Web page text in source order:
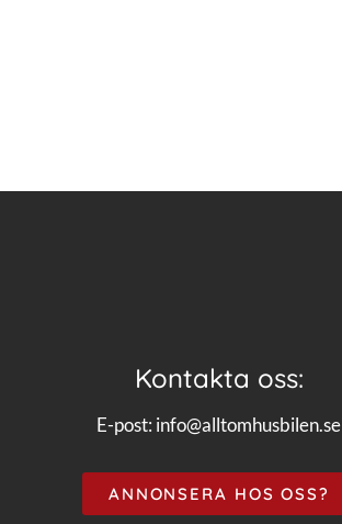
Kontakta oss:
E-post: info@alltomhusbilen.se
ANNONSERA HOS OSS?